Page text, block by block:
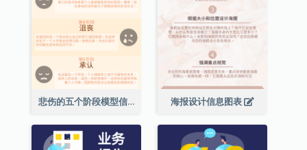
悲伤的五个阶段模型信息图表 海报设计信息图表